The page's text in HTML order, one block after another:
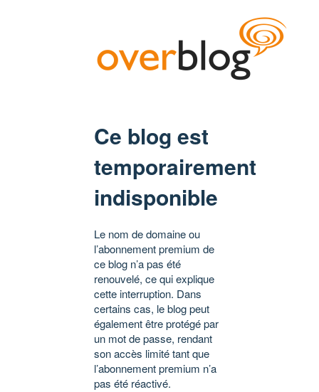
Ce blog est
temporairement
indisponible
Le nom de domaine ou
l’abonnement premium de
ce blog n’a pas été
renouvelé, ce qui explique
cette interruption. Dans
certains cas, le blog peut
également être protégé par
un mot de passe, rendant
son accès limité tant que
l’abonnement premium n’a
pas été réactivé.